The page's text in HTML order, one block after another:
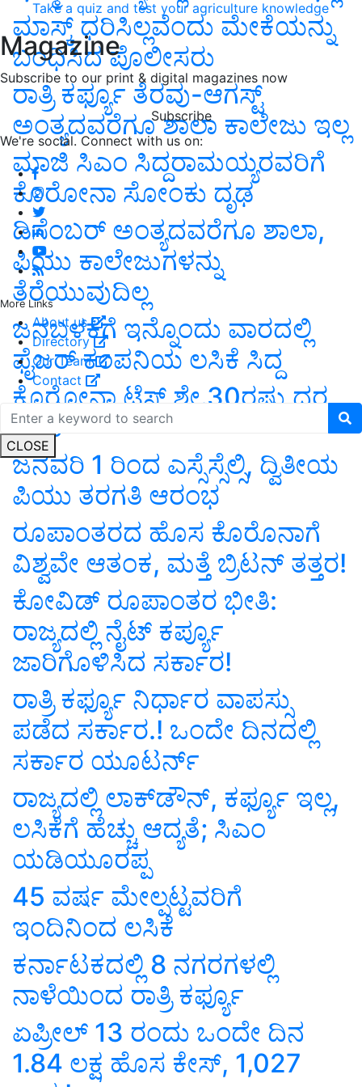
Take a quiz and test your agriculture knowledge
Magazine
Subscribe to our print & digital magazines now
Subscribe
We're social. Connect with us on:
More Links
About us
Directory
Our Team
Contact
CLOSE
ಮಾಸ್ಕ್ ಧರಿಸಿಲ್ಲವೆಂದು ಮೇಕೆಯನ್ನು
ಬಂಧಿಸಿದ ಪೊಲೀಸರು
ರಾತ್ರಿ ಕರ್ಫ್ಯೂ ತೆರವು-ಆಗಸ್ಟ್
ಅಂತ್ಯದವರೆಗೂ ಶಾಲಾ ಕಾಲೇಜು ಇಲ್ಲ
ಮಾಜಿ ಸಿಎಂ ಸಿದ್ದರಾಮಯ್ಯರವರಿಗೆ
ಕೊರೋನಾ ಸೋಂಕು ದೃಢ
ಡಿಸೆಂಬರ್ ಅಂತ್ಯದವರೆಗೂ ಶಾಲಾ,
ಪಿಯು ಕಾಲೇಜುಗಳನ್ನು
ತೆರೆಯುವುದಿಲ್ಲ
ಜನಬಳಕೆಗೆ ಇನ್ನೊಂದು ವಾರದಲ್ಲಿ
ಫೈಜರ್ ಕಂಪನಿಯ ಲಸಿಕೆ ಸಿದ್ದ
ಕೊರೋನಾ ಟೆಸ್ಟ್ ಶೇ.30ರಷ್ಟು ದರ
ಇಳಿಕೆ
ಜನವರಿ 1 ರಿಂದ ಎಸ್ಸೆಸ್ಸೆಲ್ಸಿ, ದ್ವಿತೀಯ
ಪಿಯು ತರಗತಿ ಆರಂಭ
ರೂಪಾಂತರದ ಹೊಸ ಕೊರೊನಾಗೆ
ವಿಶ್ವವೇ ಆತಂಕ, ಮತ್ತೆ ಬ್ರಿಟನ್‌ ತತ್ತರ!
ಕೋವಿಡ್ ರೂಪಾಂತರ ಭೀತಿ:
ರಾಜ್ಯದಲ್ಲಿ ನೈಟ್ ಕರ್ಪ್ಯೂ
ಜಾರಿಗೊಳಿಸಿದ ಸರ್ಕಾರ!
ರಾತ್ರಿ ಕರ್ಫ್ಯೂ ನಿರ್ಧಾರ ವಾಪಸ್ಸು
ಪಡೆದ‌ ಸರ್ಕಾರ.! ಒಂದೇ ದಿನದಲ್ಲಿ
ಸರ್ಕಾರ ಯೂಟರ್ನ್
ರಾಜ್ಯದಲ್ಲಿ ಲಾಕ್‌ಡೌನ್, ಕರ್ಫ್ಯೂ ಇಲ್ಲ,
ಲಸಿಕೆಗೆ ಹೆಚ್ಚು ಆದ್ಯತೆ; ಸಿಎಂ
ಯಡಿಯೂರಪ್ಪ
45 ವರ್ಷ ಮೇಲ್ಪಟ್ಟವರಿಗೆ
ಇಂದಿನಿಂದ ಲಸಿಕೆ
ಕರ್ನಾಟಕದಲ್ಲಿ 8 ನಗರಗಳಲ್ಲಿ
ನಾಳೆಯಿಂದ ರಾತ್ರಿ ಕರ್ಫ್ಯೂ
ಏಪ್ರೀಲ್ 13 ರಂದು ಒಂದೇ ದಿನ
1.84 ಲಕ್ಷ ಹೊಸ ಕೇಸ್‌, 1,027